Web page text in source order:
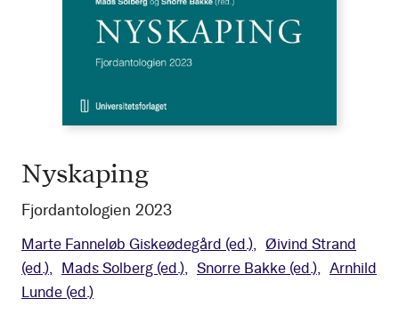
Nyskaping
Fjordantologien 2023
Marte Fanneløb Giskeødegård (ed.)
Øivind Strand
(ed.)
Mads Solberg (ed.) Snorre Bakke (ed.)
Arnhild
Lunde (ed.)